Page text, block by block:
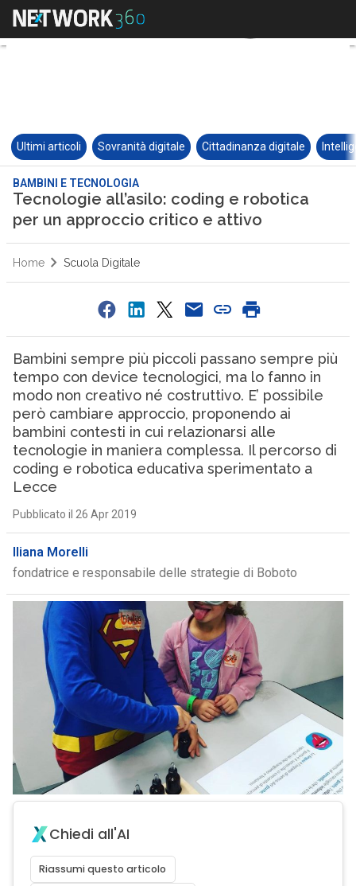
Ultimi articoli Sovranità digitale Cittadinanza digitale
BAMBINI E TECNOLOGIA
Tecnologie all’asilo: coding e robotica
per un approccio critico e attivo
Home Scuola Digitale
Bambini sempre più piccoli passano sempre più
tempo con device tecnologici, ma lo fanno in
modo non creativo né costruttivo. E’ possibile
però cambiare approccio, proponendo ai
bambini contesti in cui relazionarsi alle
tecnologie in maniera complessa. Il percorso di
coding e robotica educativa sperimentato a
Lecce
Pubblicato il 26 Apr 2019
Iliana Morelli
fondatrice e responsabile delle strategie di Boboto
Chiedi all'AI
Riassumi questo articolo